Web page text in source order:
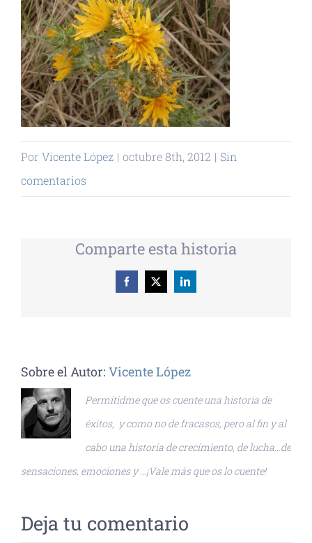
Por Vicente López | octubre 8th, 2012 | Sin
comentarios
Comparte esta historia
Facebook
X LinkedIn
Sobre el Autor: Vicente López
Permitidme que os cuente una historia de
éxitos, y como no de fracasos, pero al fin y al
cabo una historia de crecimiento, de lucha…de
sensaciones, emociones y …¡Vale más que os lo cuente!
Deja tu comentario